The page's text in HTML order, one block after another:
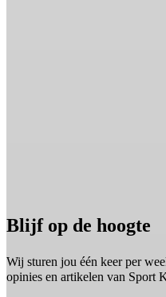
Blijf op de hoogte
Wij sturen jou één keer per
opinies en artikelen van Sport